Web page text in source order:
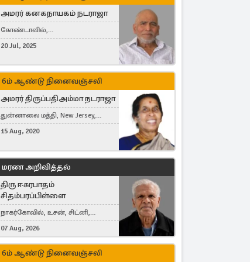
அமரர் கனகநாயகம் நடராஜா
கோண்டாவில்,
புன்னாலைக்கட்டுவன், சவுதி
Germany, Brampton, Canada
20 Jul, 2025
6ம் ஆண்டு நினைவஞ்சலி
அமரர் திருப்பதிஅம்மா நடராஜா
துன்னாலை மத்தி, New Jersey,
United States, Toronto, Canada
15 Aug, 2020
மரண அறிவித்தல்
திரு ஈசுரபாதம்
சிதம்பரப்பிள்ளை
நாகர்கோவில், உசன், சிட்னி,
Australia
07 Aug, 2026
6ம் ஆண்டு நினைவஞ்சலி